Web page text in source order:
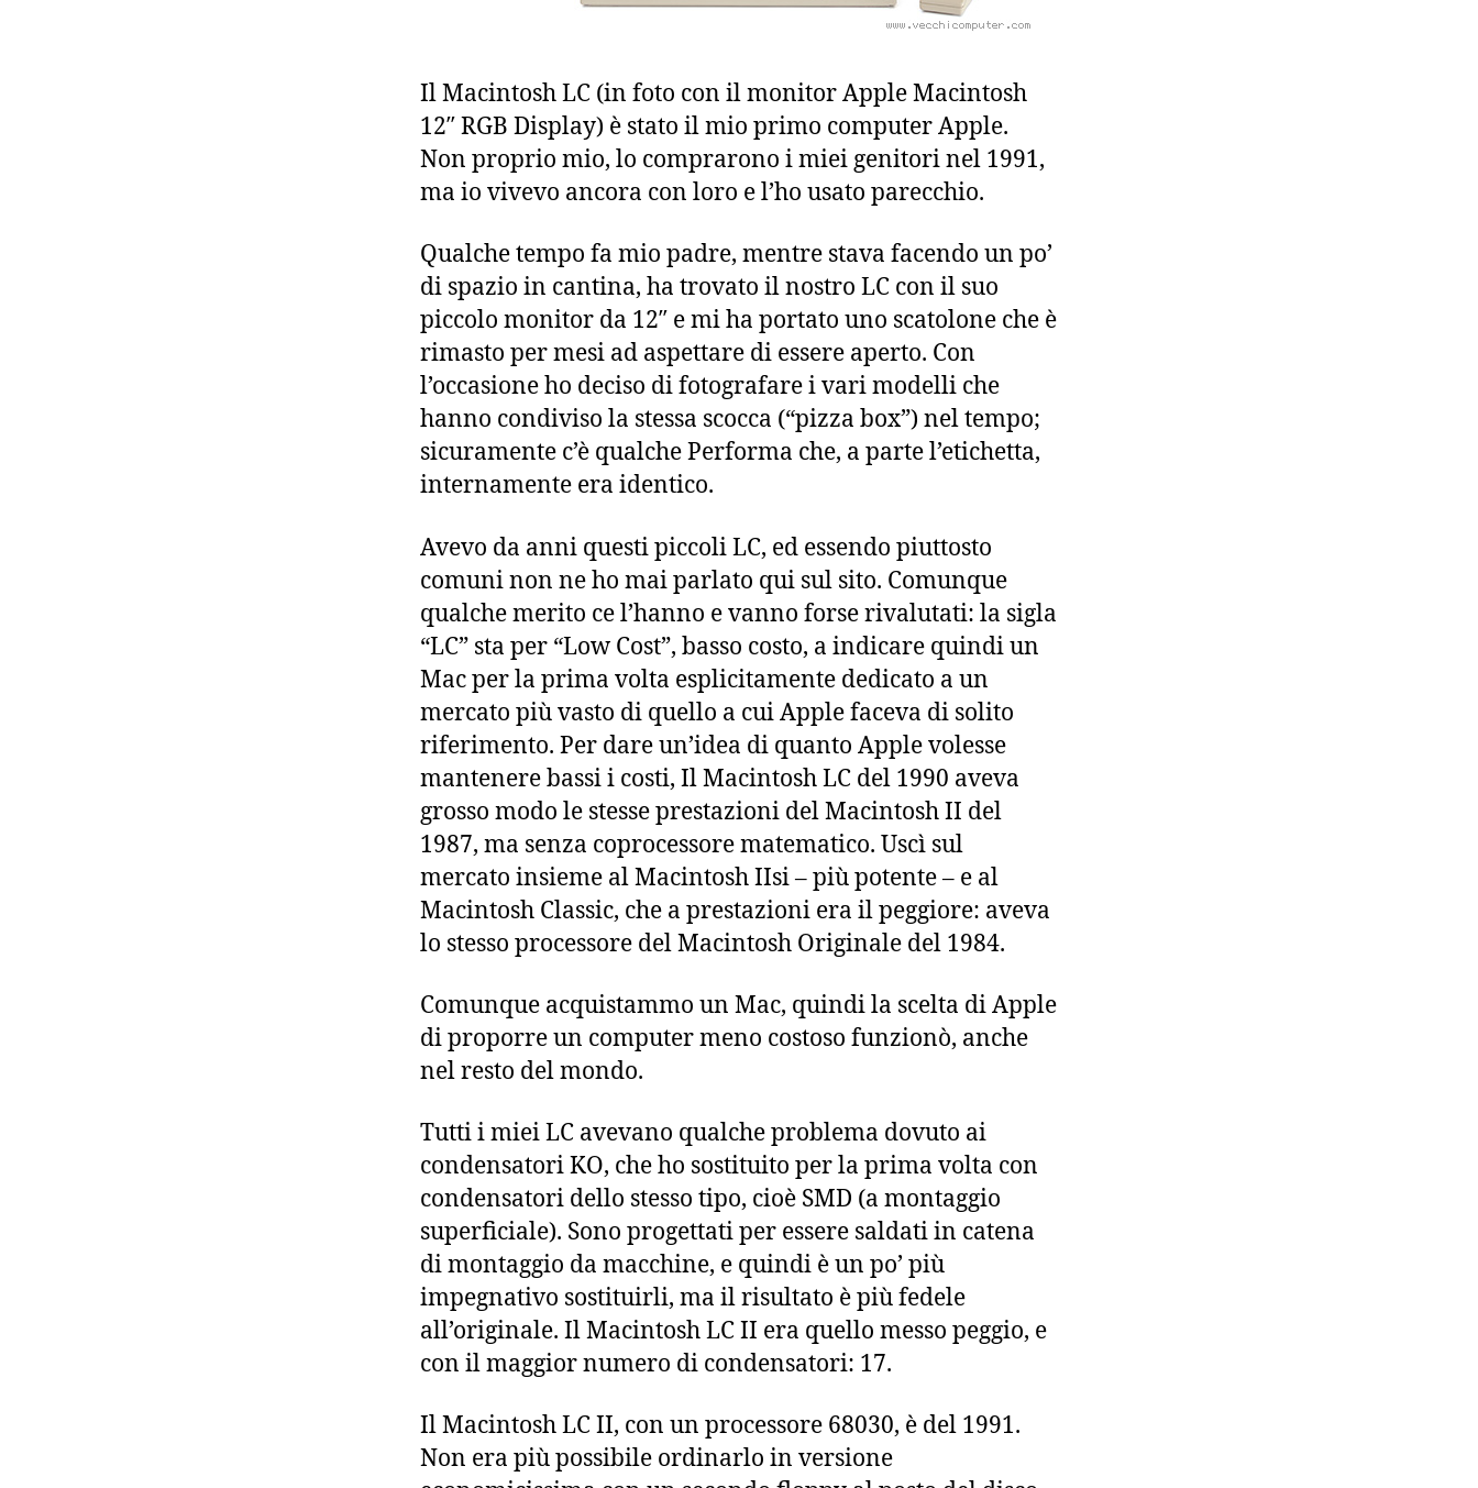
Il Macintosh LC (in foto con il monitor Apple Macintosh
12″ RGB Display) è stato il mio primo computer Apple.
Non proprio mio, lo comprarono i miei genitori nel 1991,
ma io vivevo ancora con loro e l’ho usato parecchio.
Qualche tempo fa mio padre, mentre stava facendo un po’
di spazio in cantina, ha trovato il nostro LC con il suo
piccolo monitor da 12″ e mi ha portato uno scatolone che è
rimasto per mesi ad aspettare di essere aperto. Con
l’occasione ho deciso di fotografare i vari modelli che
hanno condiviso la stessa scocca (“pizza box”) nel tempo;
sicuramente c’è qualche Performa che, a parte l’etichetta,
internamente era identico.
Avevo da anni questi piccoli LC, ed essendo piuttosto
comuni non ne ho mai parlato qui sul sito. Comunque
qualche merito ce l’hanno e vanno forse rivalutati: la sigla
“LC” sta per “Low Cost”, basso costo, a indicare quindi un
Mac per la prima volta esplicitamente dedicato a un
mercato più vasto di quello a cui Apple faceva di solito
riferimento. Per dare un’idea di quanto Apple volesse
mantenere bassi i costi, Il Macintosh LC del 1990 aveva
grosso modo le stesse prestazioni del Macintosh II del
1987, ma senza coprocessore matematico. Uscì sul
mercato insieme al Macintosh IIsi – più potente – e al
Macintosh Classic, che a prestazioni era il peggiore: aveva
lo stesso processore del Macintosh Originale del 1984.
Comunque acquistammo un Mac, quindi la scelta di Apple
di proporre un computer meno costoso funzionò, anche
nel resto del mondo.
Tutti i miei LC avevano qualche problema dovuto ai
condensatori KO, che ho sostituito per la prima volta con
condensatori dello stesso tipo, cioè SMD (a montaggio
superficiale). Sono progettati per essere saldati in catena
di montaggio da macchine, e quindi è un po’ più
impegnativo sostituirli, ma il risultato è più fedele
all’originale. Il Macintosh LC II era quello messo peggio, e
con il maggior numero di condensatori: 17.
Il Macintosh LC II, con un processore 68030, è del 1991.
Non era più possibile ordinarlo in versione